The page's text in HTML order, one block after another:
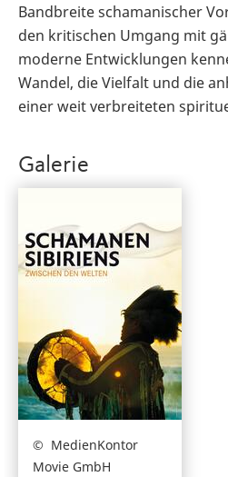
Bandbreite schamanischer
den kritischen Umgang mit
moderne Entwicklungen
Wandel, die Vielfalt und die
einer weit verbreiteten
Galerie
MedienKontor
Movie GmbH